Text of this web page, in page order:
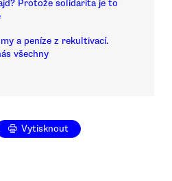
Protože solidarita je to
a peníze z rekultivací.
všechny
Vytisknout